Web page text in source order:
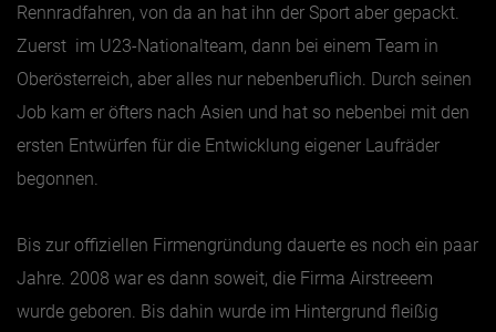
BEITRÄGE NACH MONAT
Jänner
Mai
Juni
Juli
Rennradfahren, von da an hat ihn der Sport aber gepackt.
Zuerst im U23-Nationalteam, dann bei einem Team in
Oberösterreich, aber alles nur nebenberuflich. Durch seinen
Job kam er öfters nach Asien und hat so nebenbei mit den
ersten Entwürfen für die Entwicklung eigener Laufräder
begonnen.
Bis zur offiziellen Firmengründung dauerte es noch ein paar
Jahre. 2008 war es dann soweit, die Firma Airstreeem
wurde geboren. Bis dahin wurde im Hintergrund fleißig